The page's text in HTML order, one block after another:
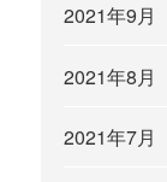
2021年9月
2021年8月
2021年7月